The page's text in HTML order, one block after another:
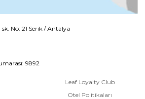
No: 21 Serik / Antalya
9892
Leaf Loyalty Club
Otel Politikaları